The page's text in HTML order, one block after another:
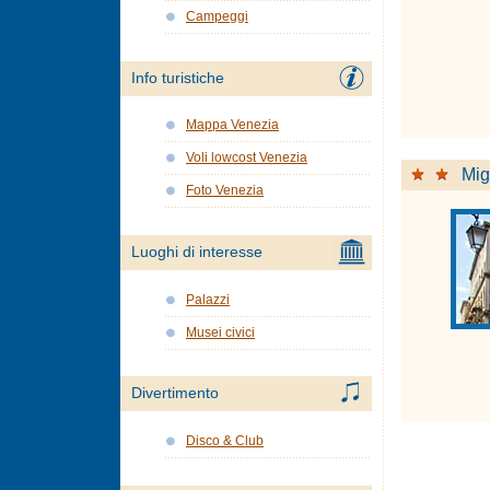
Campeggi
Info turistiche
Mappa Venezia
Voli lowcost Venezia
Foto Venezia
Luoghi di interesse
Palazzi
Musei civici
Divertimento
Disco & Club